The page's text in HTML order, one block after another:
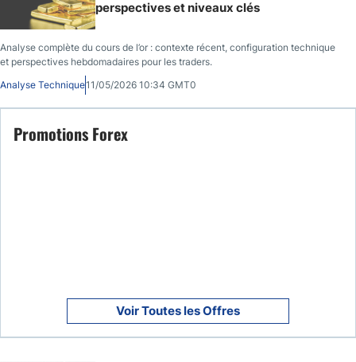
perspectives et niveaux clés
Analyse complète du cours de l’or : contexte récent, configuration technique
et perspectives hebdomadaires pour les traders.
Analyse Technique11/05/2026 10:34 GMT0
Promotions Forex
Voir Toutes les Offres